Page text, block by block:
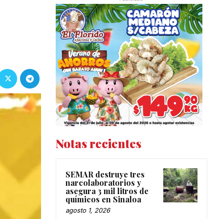
Notas recientes
SEMAR destruye tres
narcolaboratorios y
asegura 3 mil litros de
químicos en Sinaloa
agosto 1, 2026